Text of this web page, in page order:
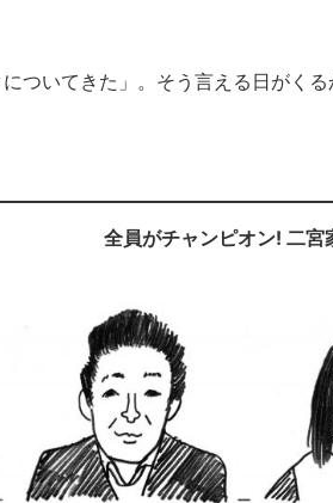
ついてきた」。そう言える日がくる
全員がチャンピオン! 二宮